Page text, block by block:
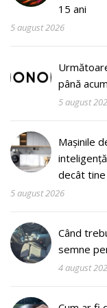
15 ani
5 august 2026
până acum
5 august
Mașinile
decât tine
5 august 2026
Când
semne
4 august